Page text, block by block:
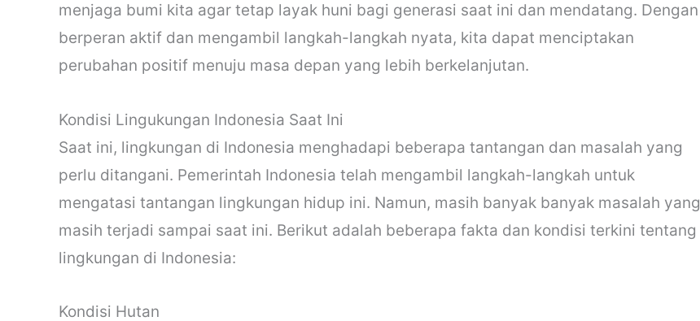
menjaga bumi kita agar tetap layak huni bagi generasi saat ini dan mendatang. Dengan
berperan aktif dan mengambil langkah-langkah nyata, kita dapat menciptakan
perubahan positif menuju masa depan yang lebih berkelanjutan.
Kondisi Lingukungan Indonesia Saat Ini
Saat ini, lingkungan di Indonesia menghadapi beberapa tantangan dan masalah yang
perlu ditangani. Pemerintah Indonesia telah mengambil langkah-langkah untuk
mengatasi tantangan lingkungan hidup ini. Namun, masih banyak banyak masalah yang
masih terjadi sampai saat ini. Berikut adalah beberapa fakta dan kondisi terkini tentang
lingkungan di Indonesia:
Kondisi Hutan